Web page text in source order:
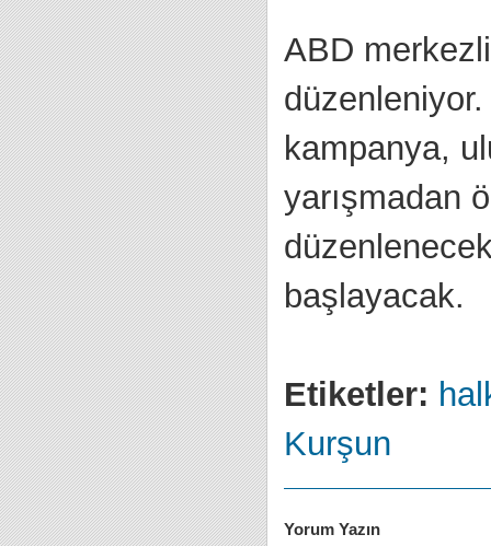
ABD
kampanya,
yarışmadan
başlayacak.
Etiketler:
Kurşun
Yorum Yazın